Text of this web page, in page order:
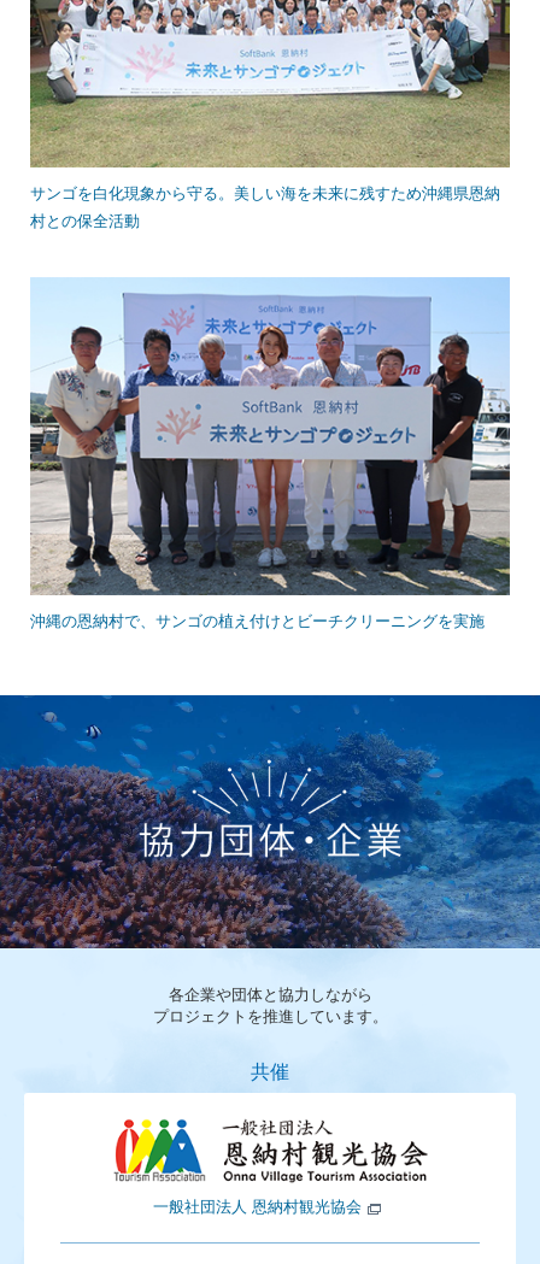
サンゴを白化現象から守る。美しい海を未来に残すため沖縄県恩納
村との保全活動
沖縄の恩納村で、サンゴの植え付けとビーチクリーニングを実施
各企業や団体と協力しながら
プロジェクトを推進しています。
共催
一般社団法人 恩納村観光協会